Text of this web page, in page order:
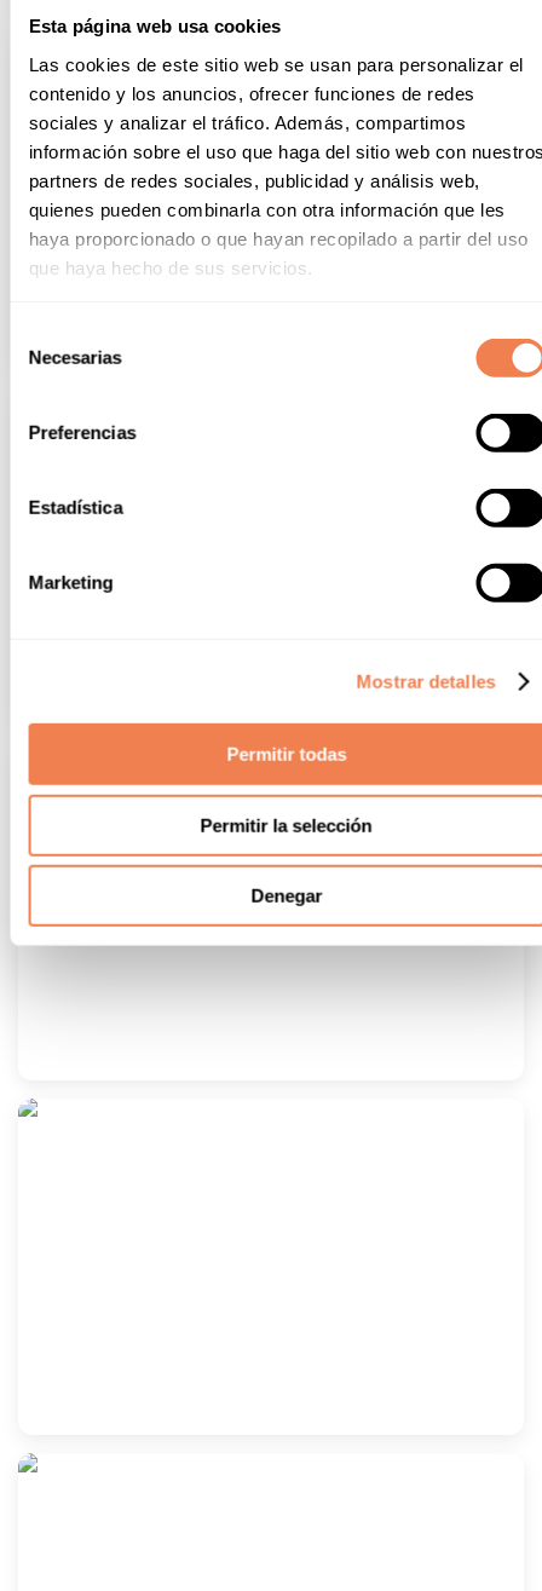
Esta página web usa cookies
Las cookies de este sitio web se usan para personalizar el
contenido y los anuncios, ofrecer funciones de redes
sociales y analizar el tráfico. Además, compartimos
información sobre el uso que haga del sitio web con
partners de redes sociales, publicidad y análisis web,
quienes pueden combinarla con otra información que les
haya proporcionado o que hayan recopilado a partir del uso
que haya hecho de sus servicios.
Necesarias
Preferencias
Estadística
Marketing
Mostrar detalles
Permitir todas
Permitir la selección
Denegar